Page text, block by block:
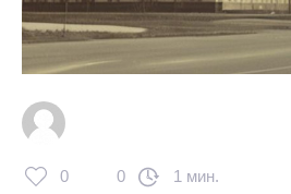
0 0 1 мин.